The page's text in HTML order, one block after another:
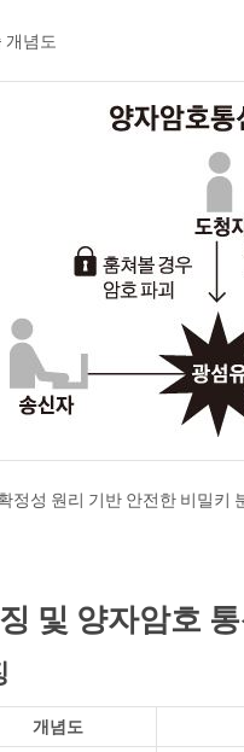
개념도
정성 원리 기반 안전한 비밀키
및 양자암호
개념도